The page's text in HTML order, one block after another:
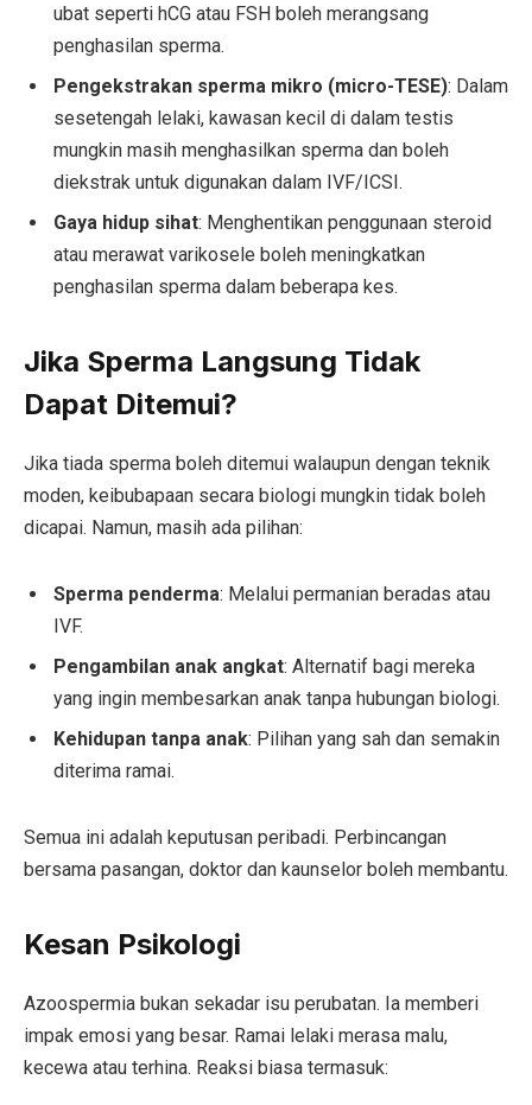
ubat seperti hCG atau FSH boleh merangsang
penghasilan sperma.
Pengekstrakan sperma mikro (micro-TESE): Dalam
sesetengah lelaki, kawasan kecil di dalam testis
mungkin masih menghasilkan sperma dan boleh
diekstrak untuk digunakan dalam IVF/ICSI.
Gaya hidup sihat: Menghentikan penggunaan steroid
atau merawat varikosele boleh meningkatkan
penghasilan sperma dalam beberapa kes.
Jika Sperma Langsung Tidak
Dapat Ditemui?
Jika tiada sperma boleh ditemui walaupun dengan teknik
moden, keibubapaan secara biologi mungkin tidak boleh
dicapai. Namun, masih ada pilihan:
Sperma penderma: Melalui permanian beradas atau
IVF.
Pengambilan anak angkat: Alternatif bagi mereka
yang ingin membesarkan anak tanpa hubungan biologi.
Kehidupan tanpa anak: Pilihan yang sah dan semakin
diterima ramai.
Semua ini adalah keputusan peribadi. Perbincangan
bersama pasangan, doktor dan kaunselor boleh membantu.
Kesan Psikologi
Azoospermia bukan sekadar isu perubatan. Ia memberi
impak emosi yang besar. Ramai lelaki merasa malu,
kecewa atau terhina. Reaksi biasa termasuk: